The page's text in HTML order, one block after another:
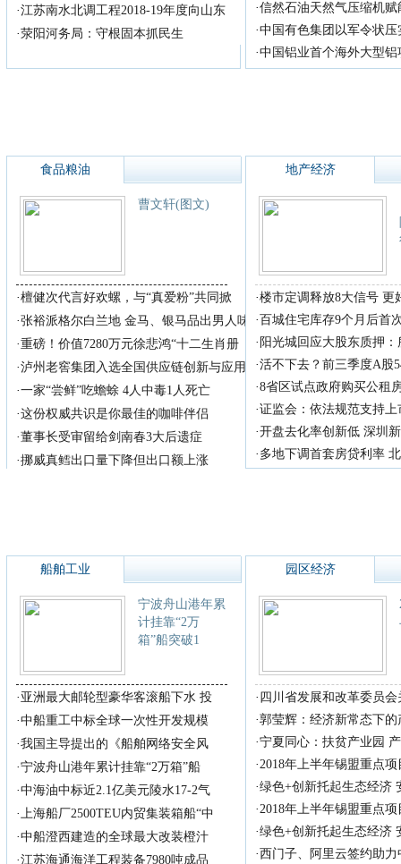
·江苏南水北调工程2018-19年度向山东
·荥阳河务局：守根固本抓民生
·信然石油天然气压缩机
·中国有色集团以军令状
·中国铝业首个海外大型
食品粮油
曹文轩(图文)
·檀健次代言好欢螺，与“真爱粉”共同掀
·张裕派格尔白兰地 金马、银马品出男人味
·重磅！价值7280万元徐悲鸿“十二生肖册
·泸州老窖集团入选全国供应链创新与应用
·一家“尝鲜”吃蟾蜍 4人中毒1人死亡
·这份权威共识是你最佳的咖啡伴侣
·董事长受审留给剑南春3大后遗症
·挪威真鳕出口量下降但出口额上涨
地产经济
·楼市定调释放8大信号 更
·百城住宅库存9个月后首
· 阳光城回应大股东质押
·活不下去？前三季度A股
·8省区试点政府购买公租
·证监会：依法规范支持
·开盘去化率创新低 深圳
· 多地下调首套房贷利率
船舶工业
宁波舟山港年累
计挂靠“2万
箱”船突破1
· 亚洲最大邮轮型豪华客滚船下水 投
·中船重工中标全球一次性开发规模
·我国主导提出的《船舶网络安全风
·宁波舟山港年累计挂靠“2万箱”船
·中海油中标近2.1亿美元陵水17-2气
·上海船厂2500TEU内贸集装箱船“中
·中船澄西建造的全球最大改装橙汁
·江苏海通海洋工程装备7980吨成品
园区经济
· 四川省发展和改革委员
·郭莹辉：经济新常态下
·宁夏同心：扶贫产业园
·2018年上半年锡盟重点
·绿色+创新托起生态经济
·2018年上半年锡盟重点
·绿色+创新托起生态经济
·西门子、阿里云签约助